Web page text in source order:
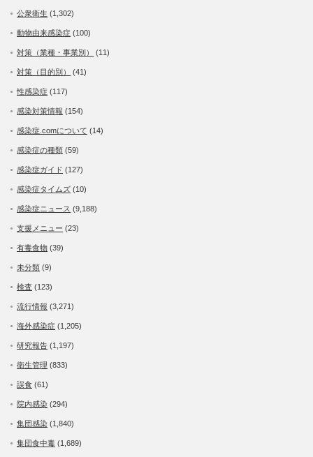
公衆衛生 (1,302)
動物由来感染症 (100)
対策（業種・事業別） (11)
対策（目的別） (41)
性感染症 (117)
感染対策情報 (154)
感染症.comについて (14)
感染症の種類 (59)
感染症ガイド (127)
感染症タイムズ (10)
感染症ニュース (9,188)
支援メニュー (23)
有毒食物 (39)
未分類 (9)
検査 (123)
流行情報 (3,271)
海外感染症 (1,205)
研究報告 (1,197)
衛生管理 (833)
誤食 (61)
院内感染 (294)
集団感染 (1,840)
集団食中毒 (1,689)